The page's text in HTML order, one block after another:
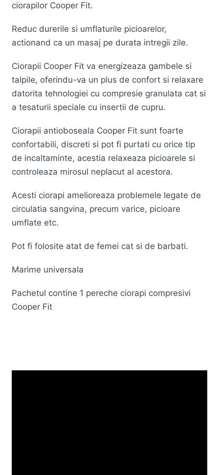
ciorapilor Cooper Fit.
Reduc durerile si umflaturile picioarelor,
actionand ca un masaj pe durata intregii zile.
Ciorapii Cooper Fit va energizeaza gambele si
talpile, oferindu-va un plus de confort si relaxare
datorita tehnologiei cu compresie granulata cat si
a tesaturii speciale cu insertii de cupru.
Ciorapii antioboseala Cooper Fit sunt foarte
confortabili, discreti si pot fi purtati cu orice tip
de incaltaminte, acestia relaxeaza picioarele si
controleaza mirosul neplacut al acestora.
Acesti ciorapi amelioreaza problemele legate de
circulatia sangvina, precum varice, picioare
umflate etc.
Pot fi folosite atat de femei cat si de barbati.
Marime universala
Pachetul contine 1 pereche ciorapi compresivi
Cooper Fit